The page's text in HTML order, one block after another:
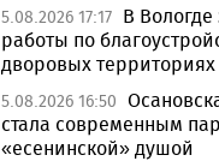
5.08.2026 17:17 В
работы по
дворовых территориях
5.08.2026 16:50
стала современным
«есенинской» душой